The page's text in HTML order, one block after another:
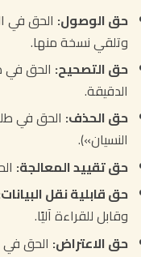
حق الوصول: الحق في
وتلقي نسخة منها.
حق التصحيح: الحق في
الدقيقة.
حق الحذف: الحق في
النسيان»).
حق تقييد المعالجة:
حق قابلية نقل
وقابل للقراءة آليًا.
حق الاعتراض: الحق في